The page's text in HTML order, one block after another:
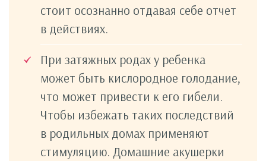
стоит осознанно отдавая себе отчет
в действиях.
При затяжных родах у ребенка
может быть кислородное голодание,
что может привести к его гибели.
Чтобы избежать таких последствий
в родильных домах применяют
стимуляцию. Домашние акушерки